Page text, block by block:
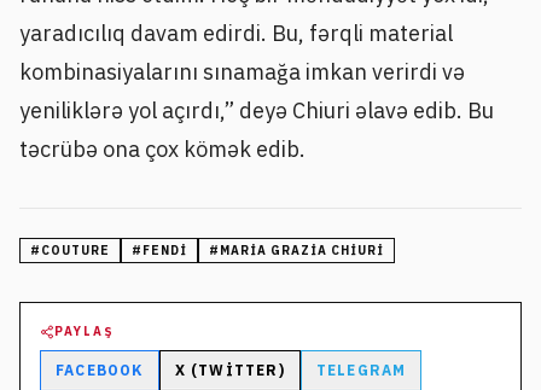
yaradıcılıq davam edirdi. Bu, fərqli material
kombinasiyalarını sınamağa imkan verirdi və
yeniliklərə yol açırdı,” deyə Chiuri əlavə edib. Bu
təcrübə ona çox kömək edib.
# COUTURE # FENDI # MARIA GRAZIA CHIURI
PAYLAŞ
FACEBOOK X (TWITTER) TELEGRAM